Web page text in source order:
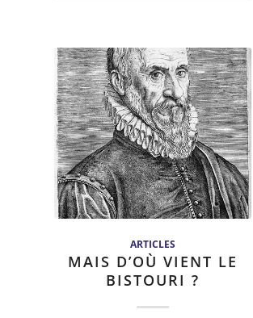
ARTICLES
MAIS D’OÙ VIENT LE
BISTOURI ?